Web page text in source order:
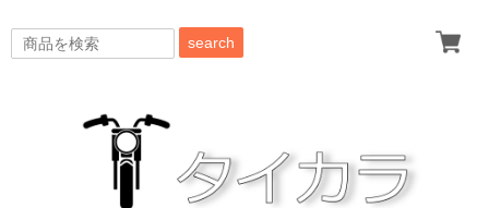
search